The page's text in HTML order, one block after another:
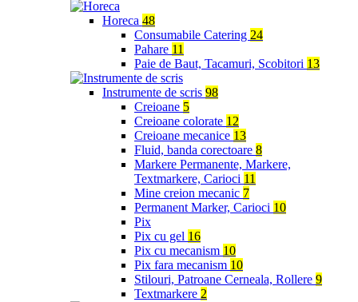
Horeca 48
Consumabile Catering 24
Pahare 11
Paie de Baut, Tacamuri, Scobitori 13
Instrumente de scris 98
Creioane 5
Creioane colorate 12
Creioane mecanice 13
Fluid, banda corectoare 8
Markere Permanente, Markere,
Textmarkere, Carioci 11
Mine creion mecanic 7
Permanent Marker, Carioci 10
Pix
Pix cu gel 16
Pix cu mecanism 10
Pix fara mecanism 10
Stilouri, Patroane Cerneala, Rollere 9
Textmarkere 2